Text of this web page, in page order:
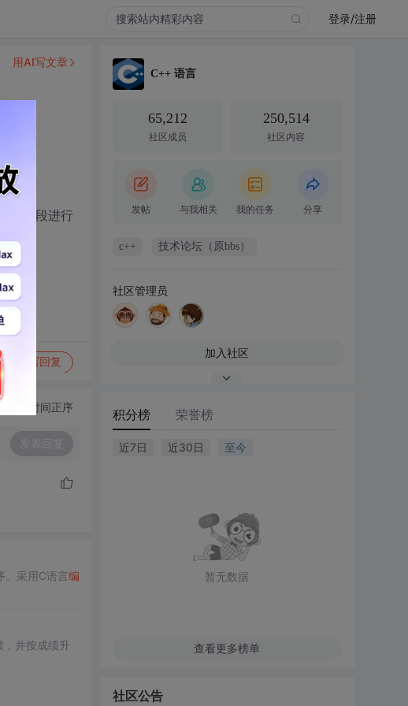
登录/注册
个字段进行
写回复
用AI写文章
换为时间正序
发表回复
。采用C语言编
，并按成绩升
C++ 语言
65,212
社区成员
250,514
社区内容
发帖 与我相关 我的任务 分享
c++ 技术论坛（原bbs）
社区管理员
加入社区
积分榜 荣誉榜
近7日 近30日 至今
暂无数据
查看更多榜单
社区公告